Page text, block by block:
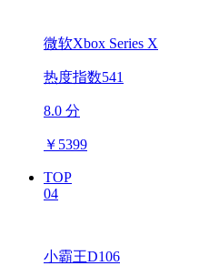
微软Xbox Series X
热度指数541
8.0 分
￥ 5399
TOP
04
小霸王D106